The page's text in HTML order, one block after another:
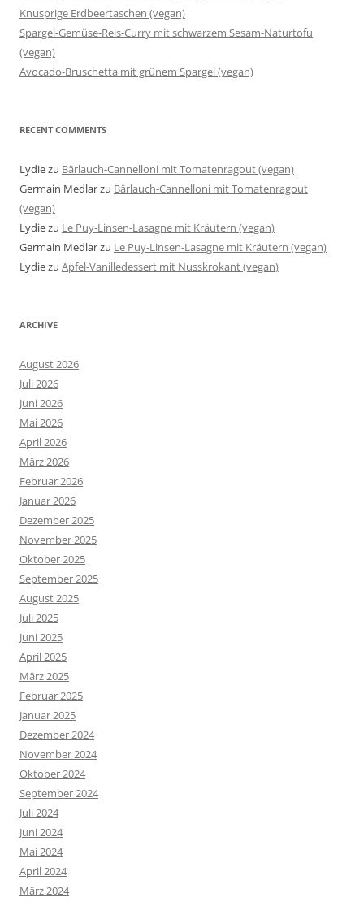
Knusprige Erdbeertaschen (vegan)
Spargel-Gemüse-Reis-Curry mit schwarzem Sesam-Naturtofu
(vegan)
Avocado-Bruschetta mit grünem Spargel (vegan)
RECENT COMMENTS
Lydiezu Bärlauch-Cannelloni mit Tomatenragout (vegan)
Germain Medlarzu Bärlauch-Cannelloni mit Tomatenragout
(vegan)
Lydiezu Le Puy-Linsen-Lasagne mit Kräutern (vegan)
Germain Medlarzu Le Puy-Linsen-Lasagne mit Kräutern (vegan)
Lydiezu Apfel-Vanilledessert mit Nusskrokant (vegan)
ARCHIVE
August 2026
Juli 2026
Juni 2026
Mai 2026
April 2026
März 2026
Februar 2026
Januar 2026
Dezember 2025
November 2025
Oktober 2025
September 2025
August 2025
Juli 2025
Juni 2025
April 2025
März 2025
Februar 2025
Januar 2025
Dezember 2024
November 2024
Oktober 2024
September 2024
Juli 2024
Juni 2024
Mai 2024
April 2024
März 2024